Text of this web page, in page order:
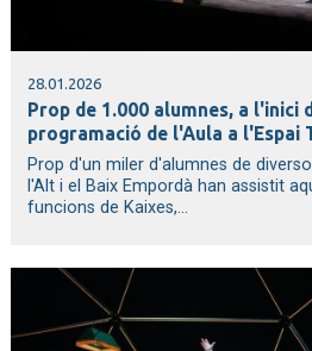
28.01.2026
Prop de 1.000 alumnes, a l'inici
programació de l'Aula a l'Espai
Prop d'un miler d'alumnes de
l'Alt i el Baix Empordà han assistit
funcions de Kaixes,...